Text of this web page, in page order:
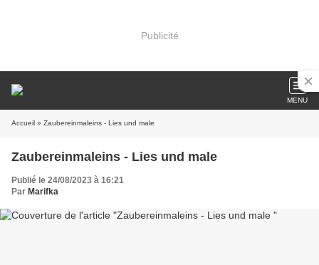
Publicité
MENU
Accueil » Zaubereinmaleins - Lies und male
Zaubereinmaleins - Lies und male
Publié le 24/08/2023 à 16:21
Par Marifka